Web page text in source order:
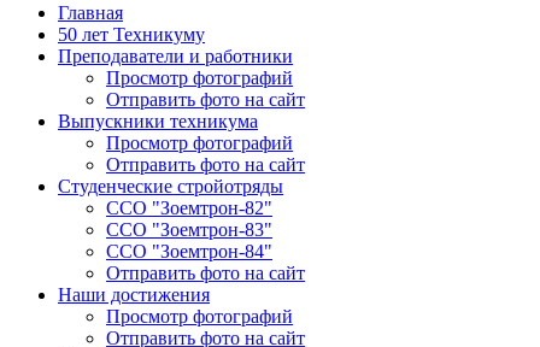
Главная
50 лет Техникуму
Преподаватели и работники
Просмотр фотографий
Отправить фото на сайт
Выпускники техникума
Просмотр фотографий
Отправить фото на сайт
Студенческие стройотряды
ССО "Зоемтрон-82"
ССО "Зоемтрон-83"
ССО "Зоемтрон-84"
Отправить фото на сайт
Наши достижения
Просмотр фотографий
Отправить фото на сайт